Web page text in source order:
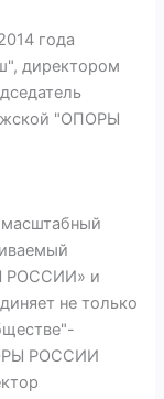
года
директором
"ОПОРЫ
РОССИИ» и
не только
РОССИИ